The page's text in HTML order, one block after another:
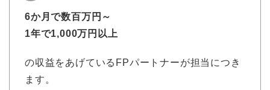
6か月で数百万円～
1年で1,000万円以上
の収益をあげているFPパートナーが担当につき
ます。